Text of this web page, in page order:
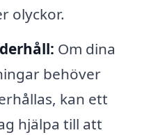
olyckor.
Om dina
behöver
kan ett
hjälpa till att